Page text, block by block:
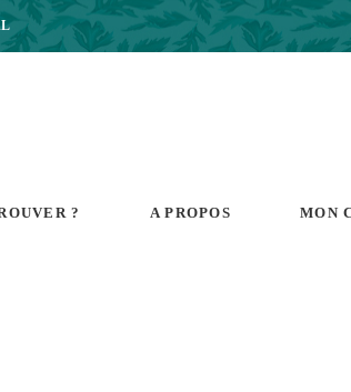
? A PROPOS MON